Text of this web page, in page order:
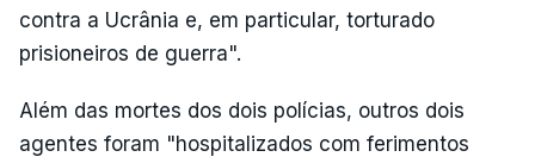
contra a Ucrânia e, em particular, torturado
prisioneiros de guerra".
Além das mortes dos dois polícias, outros dois
agentes foram "hospitalizados com ferimentos